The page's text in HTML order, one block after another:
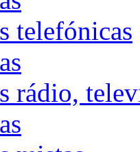
telefónicas
rádio,